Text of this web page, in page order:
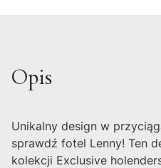
Opis
Unikalny design w
sprawdź fotel Lenny! Ten
kolekcji Exclusive